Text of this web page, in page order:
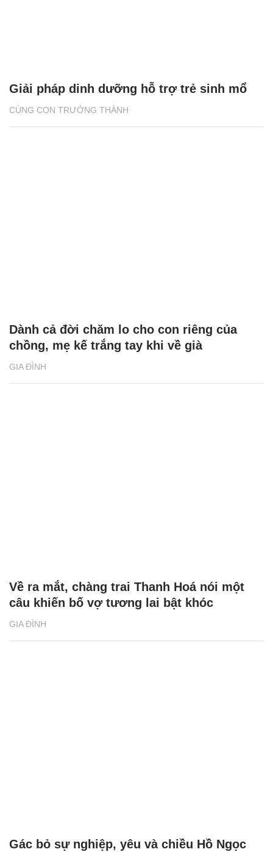
CÙNG CON TRƯỞNG THÀNH
Giải pháp dinh dưỡng hỗ trợ trẻ sinh mổ
GIA ĐÌNH
Dành cả đời chăm lo cho con riêng của
chồng, mẹ kế trắng tay khi về già
GIA ĐÌNH
Về ra mắt, chàng trai Thanh Hoá nói một
câu khiến bố vợ tương lai bật khóc
Gác bỏ sự nghiệp, yêu và chiều Hồ Ngọc